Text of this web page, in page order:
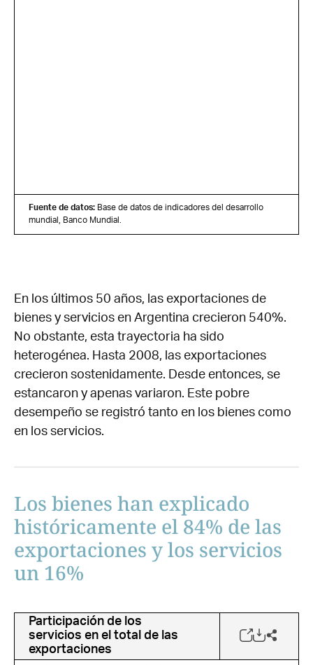
Fuente de datos: Base de datos de indicadores del desarrollo
mundial, Banco Mundial.
En los últimos 50 años, las exportaciones de
bienes y servicios en Argentina crecieron 540%.
No obstante, esta trayectoria ha sido
heterogénea. Hasta 2008, las exportaciones
crecieron sostenidamente. Desde entonces, se
estancaron y apenas variaron. Este pobre
desempeño se registró tanto en los bienes como
en los servicios.
Los bienes han explicado
históricamente el 84% de las
exportaciones y los servicios
un 16%
Participación de los
servicios en el total de las
exportaciones